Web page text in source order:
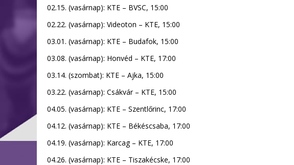
02.15. (vasárnap): KTE – BVSC, 15:00
02.22. (vasárnap): Videoton – KTE, 15:00
03.01. (vasárnap): KTE – Budafok, 15:00
03.08. (vasárnap): Honvéd – KTE, 17:00
03.14. (szombat): KTE – Ajka, 15:00
03.22. (vasárnap): Csákvár – KTE, 15:00
04.05. (vasárnap): KTE – Szentlőrinc, 17:00
04.12. (vasárnap): KTE – Békéscsaba, 17:00
04.19. (vasárnap): Karcag – KTE, 17:00
04.26. (vasárnap): KTE – Tiszakécske, 17:00